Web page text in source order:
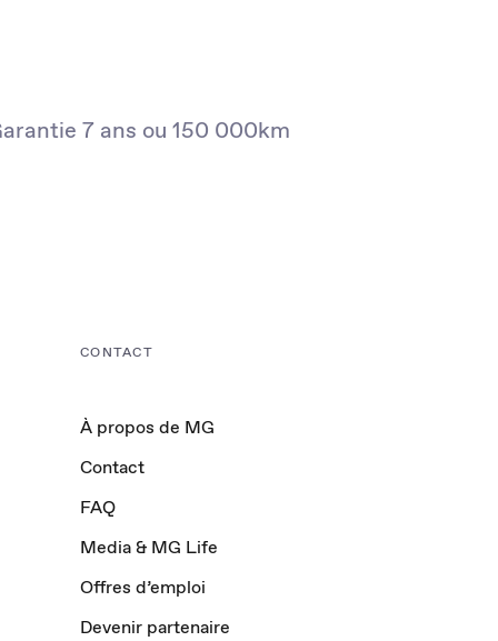
7 ans ou 150 000km
CONTACT
À propos de MG
Contact
FAQ
Media & MG Life
Offres d’emploi
Devenir partenaire